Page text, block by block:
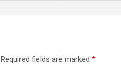
Required fields are marked *